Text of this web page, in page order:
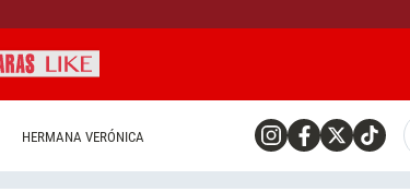
HERMANA VERÓNICA